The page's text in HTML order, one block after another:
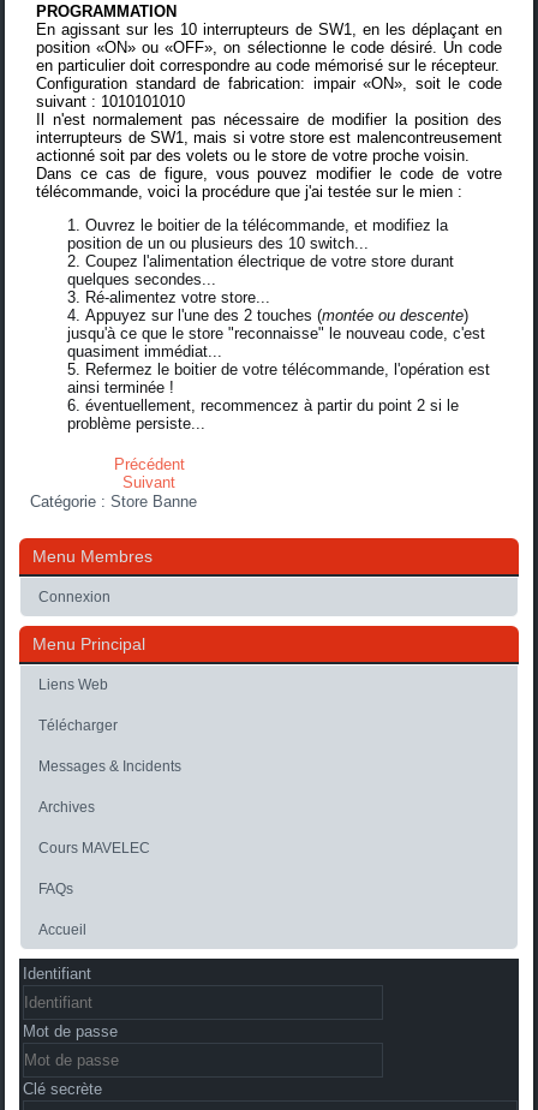
PROGRAMMATION
En agissant sur les 10 interrupteurs de SW1, en les déplaçant en
position «ON» ou «OFF», on sélectionne le code désiré. Un code
en particulier doit correspondre au code mémorisé sur le récepteur.
Configuration standard de fabrication: impair «ON», soit le code
suivant : 1010101010
Il n'est normalement pas nécessaire de modifier la position des
interrupteurs de SW1, mais si votre store est malencontreusement
actionné soit par des volets ou le store de votre proche voisin.
Dans ce cas de figure, vous pouvez modifier le code de votre
télécommande, voici la procédure que j'ai testée sur le mien :
Ouvrez le boitier de la télécommande, et modifiez la
position de un ou plusieurs des 10 switch...
Coupez l'alimentation électrique de votre store durant
quelques secondes...
Ré-alimentez votre store...
Appuyez sur l'une des 2 touches (montée ou descente)
jusqu'à ce que le store "reconnaisse" le nouveau code, c'est
quasiment immédiat...
Refermez le boitier de votre télécommande, l'opération est
ainsi terminée !
éventuellement, recommencez à partir du point 2 si le
problème persiste...
Précédent
Suivant
Catégorie :Store Banne
Menu Membres
Connexion
Menu Principal
Liens Web
Télécharger
Messages & Incidents
Archives
Cours MAVELEC
FAQs
Accueil
Identifiant
Mot de passe
Clé secrète